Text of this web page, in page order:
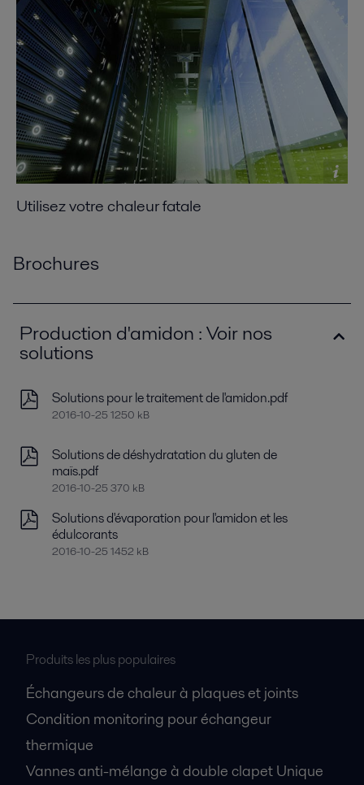
Utilisez votre chaleur fatale
Brochures
Production d'amidon : Voir nos
solutions
Solutions pour le traitement de l'amidon.pdf
2016-10-25 1250 kB
Solutions de déshydratation du gluten de
maïs.pdf
2016-10-25 370 kB
Solutions d'évaporation pour l'amidon et les
édulcorants
2016-10-25 1452 kB
Produits les plus populaires
Échangeurs de chaleur à plaques et joints
Condition monitoring pour échangeur
thermique
Vannes anti-mélange à double clapet Unique